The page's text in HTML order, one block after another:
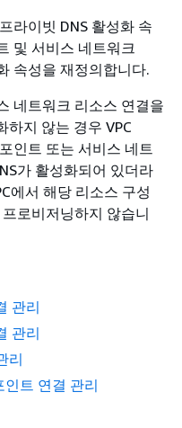
라이빗 DNS 활성화 속
및 서비스 네트워크
속성을 재정의합니다.
네트워크 리소스 연결을
하지 않는 경우 VPC
인트 또는 서비스 네트
가 활성화되어 있더라
에서 해당 리소스 구성
로비저닝하지 않습니
관리
관리
리
인트 연결 관리